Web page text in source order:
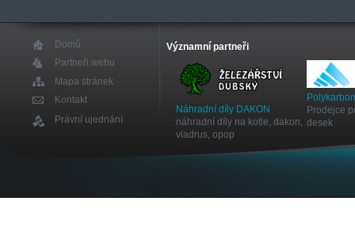
Domů
Partneři webu
Mapa stránek
Kontakt
Právní ujednání
Významní partneři
Náhradní díly DAKON
náhradní díly na kotle, dakon,
viadrus, opop
Prodejce
desek